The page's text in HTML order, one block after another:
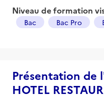
Niveau de formation
Bac Bac Pro
Présentation de
HOTEL